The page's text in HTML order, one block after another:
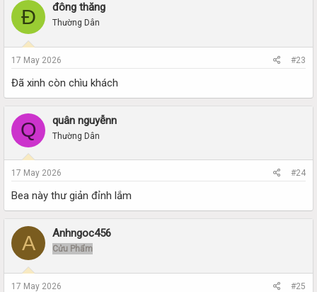
Đ đông thăng
Thường Dân
17 May 2026 #23
Đã xinh còn chìu khách
Q quân nguyễnn
Thường Dân
17 May 2026 #24
Bea này thư giản đỉnh lắm
A Anhngoc456
Cửu Phẩm
17 May 2026 #25